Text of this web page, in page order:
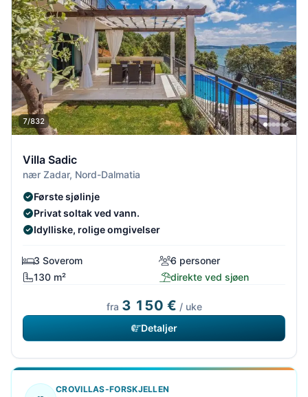
7/832
Villa Sadic
nær Zadar, Nord-Dalmatia
Første sjølinje
Privat soltak ved vann.
Idylliske, rolige omgivelser
3 Soverom
6 personer
130 m²
direkte ved sjøen
fra 3 150 € / uke
Detaljer
CROVILLAS-FORSKJELLEN